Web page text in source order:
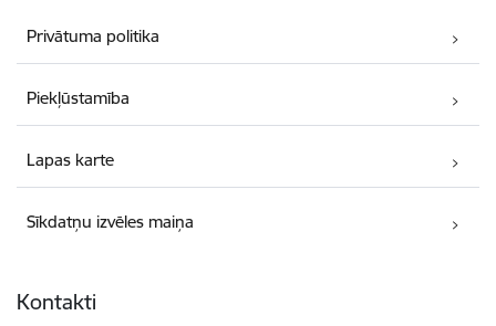
Privātuma politika
Piekļūstamība
Lapas karte
Sīkdatņu izvēles maiņa
Kontakti